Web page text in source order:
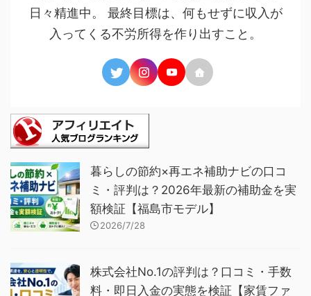
日々精進中。 最終目標は、何もせずに収入が
入ってくる不労所得を作り出すこと。
暮らしの節約×再エネ補助ナビの口コ
ミ・評判は？2026年最新の補助金を実
額検証【福島市モデル】
2026/7/28
株式会社No.1の評判は？口コミ・手数
料・即日入金の実態を検証【家賃ファ